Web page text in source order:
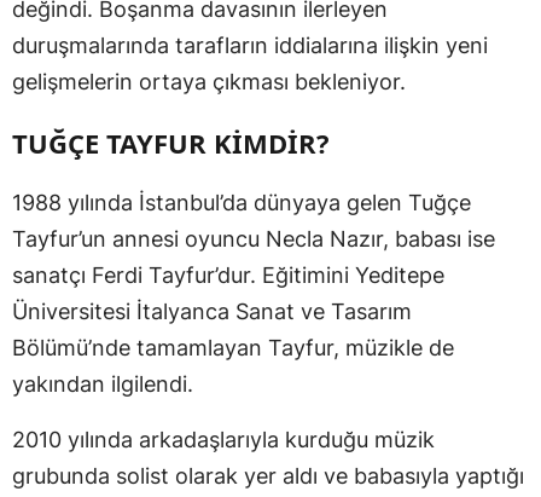
değindi. Boşanma davasının ilerleyen
duruşmalarında tarafların iddialarına ilişkin yeni
gelişmelerin ortaya çıkması bekleniyor.
TUĞÇE TAYFUR KİMDİR?
1988 yılında İstanbul’da dünyaya gelen Tuğçe
Tayfur’un annesi oyuncu Necla Nazır, babası ise
sanatçı Ferdi Tayfur’dur. Eğitimini Yeditepe
Üniversitesi İtalyanca Sanat ve Tasarım
Bölümü’nde tamamlayan Tayfur, müzikle de
yakından ilgilendi.
2010 yılında arkadaşlarıyla kurduğu müzik
grubunda solist olarak yer aldı ve babasıyla yaptığı